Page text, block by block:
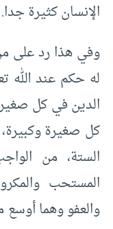
الإنسان كثيرة جدا.
وفي هذا رد على
له حكم عند الله
الدين في كل
كل صغيرة
الستة، من
المستحب
والعفو وهما أوسع